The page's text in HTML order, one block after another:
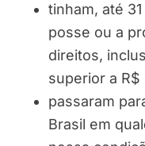
tinham, até
posse ou a
direitos,
superior a R$
passaram
Brasil em